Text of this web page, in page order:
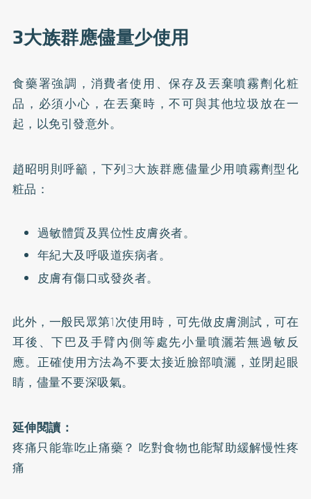
3大族群應儘量少使用
食藥署強調，消費者使用、保存及丟棄噴霧劑化粧
品，必須小心，在丟棄時，不可與其他垃圾放在一
起，以免引發意外。
趙昭明則呼籲，下列3大族群應儘量少用噴霧劑型化
粧品：
過敏體質及異位性皮膚炎者。
年紀大及呼吸道疾病者。
皮膚有傷口或發炎者。
此外，一般民眾第1次使用時，可先做皮膚測試，可在
耳後、下巴及手臂內側等處先小量噴灑若無過敏反
應。正確使用方法為不要太接近臉部噴灑，並閉起眼
睛，儘量不要深吸氣。
延伸閱讀：
疼痛只能靠吃止痛藥？ 吃對食物也能幫助緩解慢性疼
痛